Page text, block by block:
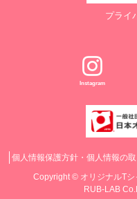
プライ
Instagram
個人情報保護方針・個人情報の
Copyright © オリジナルT
RUB-LAB